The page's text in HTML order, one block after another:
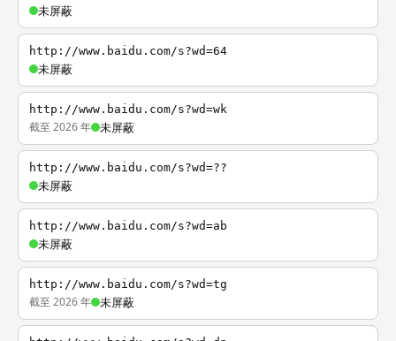
未屏蔽
http://www.baidu.com/s?wd=64
未屏蔽
http://www.baidu.com/s?wd=wk
截至 2026 年 未屏蔽
http://www.baidu.com/s?wd=??
未屏蔽
http://www.baidu.com/s?wd=ab
未屏蔽
http://www.baidu.com/s?wd=tg
截至 2026 年 未屏蔽